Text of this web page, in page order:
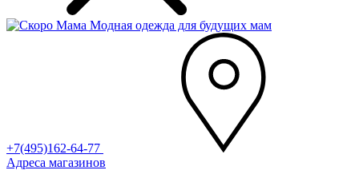
Модная одежда для будущих мам
+7(495)162-64-77
Адреса магазинов